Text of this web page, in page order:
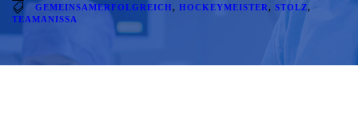
GEMEINSAMERFOLGREICH, HOCKEYMEISTER, STOLZ,
TEAMANISSA